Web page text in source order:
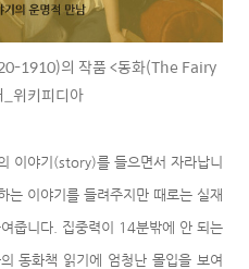
1910)의 작품 <동화(The Fairy
위키피디아
이야기(story)를 들으면서 자라납니
는 이야기를 들려주지만 때로는 실재
줍니다. 집중력이 14분밖에 안 되는
동화책 읽기에 엄청난 몰입을 보여